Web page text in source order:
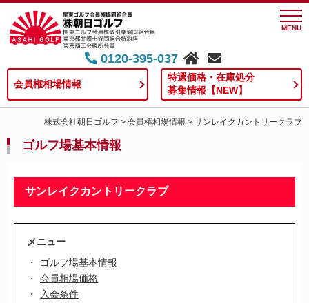
MENU
0120-395-037
会員権相場情報
特選価格・在庫処分
募集情報【NEW】
株式会社朝日ゴルフ > 会員権相場情報 > サンレイクカントリークラブ
ゴルフ場基本情報
サンレイクカントリークラブ
メニュー
ゴルフ場基本情報
会員相場価格
入会条件